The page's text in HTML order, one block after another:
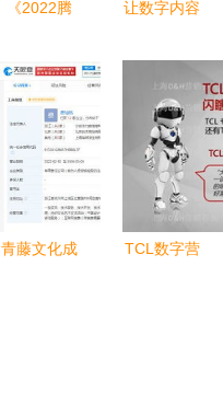
《2022腾
业数字化白
皮书》发布
开启全域数
字新纪元与
数字内容服
务新篇章
让数字内容
发者故事中
的包容性探
索
青藤文化成
TCL数字营